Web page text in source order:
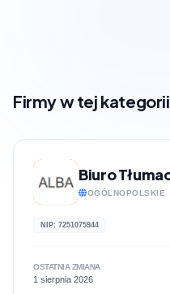
Firmy w tej kategorii
OGÓLNOPOLSKIE
NIP: 7251075944
OSTATNIA ZMIANA
1 sierpnia 2026